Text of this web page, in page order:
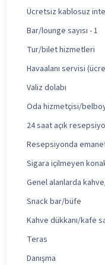
Ücretsiz kablosuz
Bar/lounge sayısı - 1
Tur/bilet hizmetleri
Havaalanı servisi
Valiz dolabı
Oda hizmetçisi/
24 saat açık
Resepsiyonda
Sigara içilmeyen
Genel alanlarda
Snack bar/büfe
Kahve dükkanı/kafe
Teras
Danışma